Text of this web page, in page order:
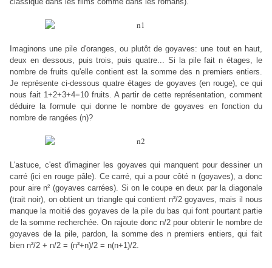
Imaginons une pile d'oranges, ou plutôt de goyaves: une tout en haut,
deux en dessous, puis trois, puis quatre... Si la pile fait n étages, le
nombre de fruits qu'elle contient est la somme des n premiers entiers.
Je représente ci-dessous quatre étages de goyaves (en rouge), ce qui
nous fait 1+2+3+4=10 fruits. A partir de cette représentation, comment
déduire la formule qui donne le nombre de goyaves en fonction du
nombre de rangées (n)?
L'astuce, c'est d'imaginer les goyaves qui manquent pour dessiner un
carré (ici en rouge pâle). Ce carré, qui a pour côté n (goyaves), a donc
pour aire n² (goyaves carrées). Si on le coupe en deux par la diagonale
(trait noir), on obtient un triangle qui contient n²/2 goyaves, mais il nous
manque la moitié des goyaves de la pile du bas qui font pourtant partie
de la somme recherchée. On rajoute donc n/2 pour obtenir le nombre de
goyaves de la pile, pardon, la somme des n premiers entiers, qui fait
bien n²/2 + n/2 = (n²+n)/2 = n(n+1)/2.